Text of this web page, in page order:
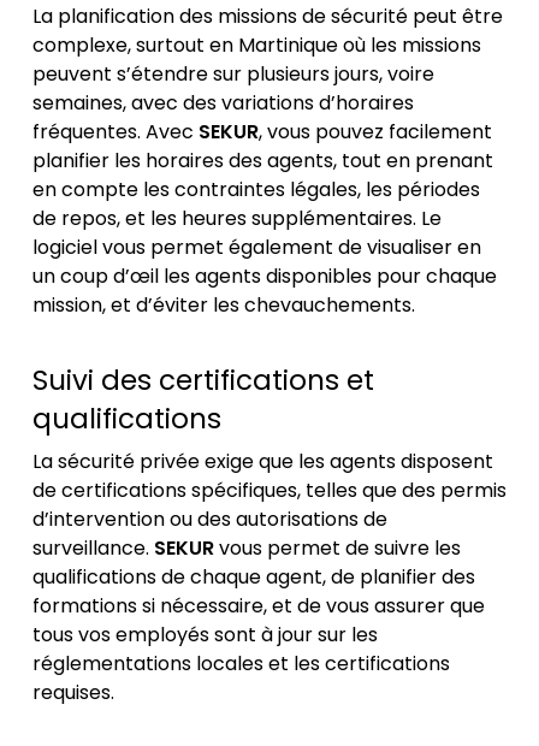
La planification des missions de sécurité peut être
complexe, surtout en Martinique où les missions
peuvent s’étendre sur plusieurs jours, voire
semaines, avec des variations d’horaires
fréquentes. Avec SEKUR, vous pouvez facilement
planifier les horaires des agents, tout en prenant
en compte les contraintes légales, les périodes
de repos, et les heures supplémentaires. Le
logiciel vous permet également de visualiser en
un coup d’œil les agents disponibles pour chaque
mission, et d’éviter les chevauchements.
Suivi des certifications et
qualifications
La sécurité privée exige que les agents disposent
de certifications spécifiques, telles que des permis
d’intervention ou des autorisations de
surveillance. SEKURvous permet de suivre les
qualifications de chaque agent, de planifier des
formations si nécessaire, et de vous assurer que
tous vos employés sont à jour sur les
réglementations locales et les certifications
requises.